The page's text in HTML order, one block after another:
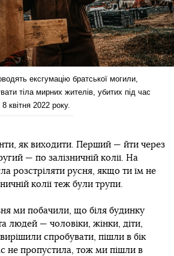
ексгумацію братської могили,
тіла мирних жителів, убитих під час
8 квітня 2022 року.
як виходити. Перший — йти через
— по залізничній колії. На
розстріляти русня, якщо ти їм не
колії теж були трупи.
ми побачили, що біля будинку
людей — чоловіки, жінки, діти,
спробувати, пішли в бік
не пропустила, тож ми пішли в